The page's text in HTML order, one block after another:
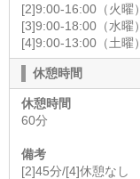
[2]9:00-16:00（火曜）
[3]9:00-18:00（水曜）
[4]9:00-13:00（土曜）
休憩時間
休憩時間
60分
備考
[2]45分/[4]休憩なし